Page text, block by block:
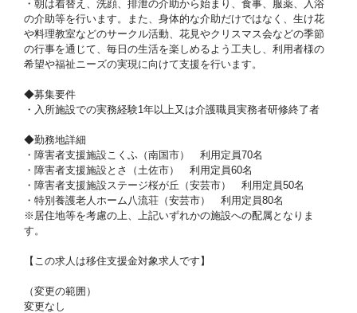
・朝は着替え、洗顔、排泄の介助から始まり、食事、服薬、入浴
の介助等を行います。また、身体的な介助だけではなく、生け花
や料理教室などのサークル活動、花見やクリスマス会などの季節
の行事を通じて、毎日の生活を楽しめるよう工夫し、利用者様の
希望や福祉ニーズの実現に向けて支援を行います。
◆募集要件
・入所施設での実務経験1年以上又は介護職員実務者研修終了者
◆勤務地詳細
・障害者支援施設こくふ（南国市） 利用定員70名
・障害者支援施設とさ（土佐市） 利用定員60名
・障害者支援施設ステージ桜が丘（安芸市） 利用定員50名
・特別養護老人ホーム八流荘（安芸市） 利用定員80名
※居住地等を考慮の上、上記いずれかの施設への配属となりま
す。
【この求人は移住支援金対象求人です】
（変更の範囲）
変更なし